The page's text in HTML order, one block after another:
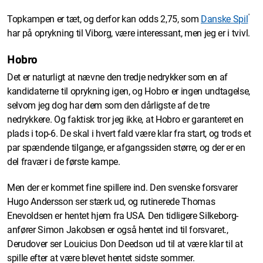
Topkampen er tæt, og derfor kan odds 2,75, som Danske Spil *
har på oprykning til Viborg, være interessant, men jeg er i tvivl.
Hobro
Det er naturligt at nævne den tredje nedrykker som en af
kandidaterne til oprykning igen, og Hobro er ingen undtagelse,
selvom jeg dog har dem som den dårligste af de tre
nedrykkere. Og faktisk tror jeg ikke, at Hobro er garanteret en
plads i top-6. De skal i hvert fald være klar fra start, og trods et
par spændende tilgange, er afgangssiden større, og der er en
del fravær i de første kampe.
Men der er kommet fine spillere ind. Den svenske forsvarer
Hugo Andersson ser stærk ud, og rutinerede Thomas
Enevoldsen er hentet hjem fra USA. Den tidligere Silkeborg-
anfører Simon Jakobsen er også hentet ind til forsvaret.,
Derudover ser Louicius Don Deedson ud til at være klar til at
spille efter at være blevet hentet sidste sommer.